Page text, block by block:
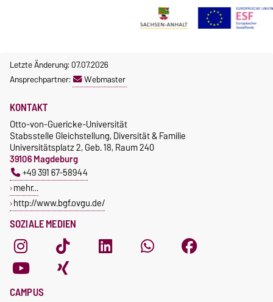
Letzte Änderung: 07.07.2026
Ansprechpartner:
Webmaster
SOZIALE MEDIEN
KONTAKT
Otto-von-Guericke-Universität
Stabsstelle Gleichstellung, Diversität & Familie
Universitätsplatz 2, Geb. 18, Raum 240
39106 Magdeburg
+49 391 67-58944
mehr…
http://www.bgf.ovgu.de/
CAMPUS